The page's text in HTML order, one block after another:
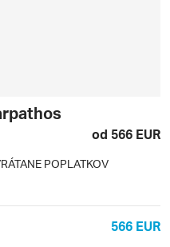
od 566 EUR
POPLATKOV
566 EUR